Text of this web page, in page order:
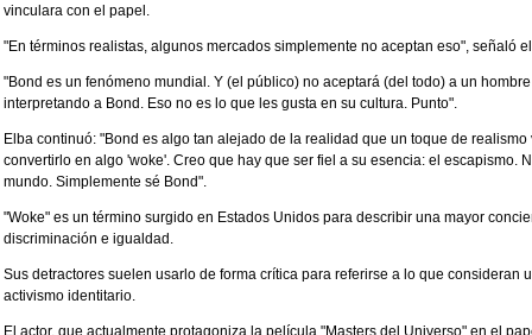
vinculara con el papel.
"En términos realistas, algunos mercados simplemente no aceptan eso", señaló
"Bond es un fenómeno mundial. Y (el público) no aceptará (del todo) a un
interpretando a Bond. Eso no es lo que les gusta en su cultura. Punto".
Elba continuó: "Bond es algo tan alejado de la realidad que un toque de
convertirlo en algo 'woke'. Creo que hay que ser fiel a su esencia: el escapismo.
mundo. Simplemente sé Bond".
"Woke" es un término surgido en Estados Unidos para describir una mayor
discriminación e igualdad.
Sus detractores suelen usarlo de forma crítica para referirse a lo que consideran
activismo identitario.
El actor, que actualmente protagoniza la película "Masters del Universo" en el